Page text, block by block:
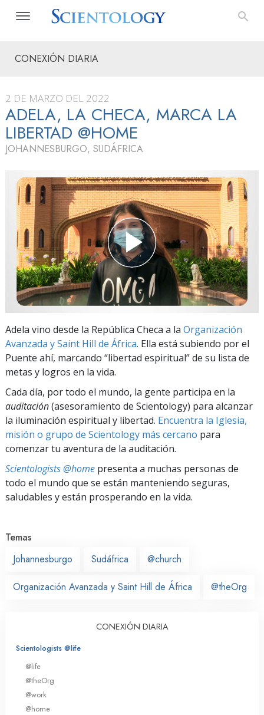
CONEXIÓN DIARIA
2 DE MARZO DEL 2022
ADELA, LA CHECA, MARCA LA
LIBERTAD @HOME
JOHANNESBURGO, SUDÁFRICA
Adela vino desde la República Checa a la Organización
Avanzada y Saint Hill de África. Ella está subiendo por el
Puente ahí, marcando “libertad espiritual” de su lista de
metas y logros en la vida.
Cada día, por todo el mundo, la gente participa en la
auditación(asesoramiento de Scientology) para alcanzar
la iluminación espiritual y libertad. Encuentra la Iglesia,
misión o grupo de Scientology más cercano para
comenzar tu aventura de la auditación.
Scientologists @home presenta a muchas personas de
todo el mundo que se están manteniendo seguras,
saludables y están prosperando en la vida.
Temas
Johannesburgo
Sudáfrica @church
Organización Avanzada y Saint Hill de África @theOrg
CONEXIÓN DIARIA
Scientologists @life
@life
@theOrg
@work
@home